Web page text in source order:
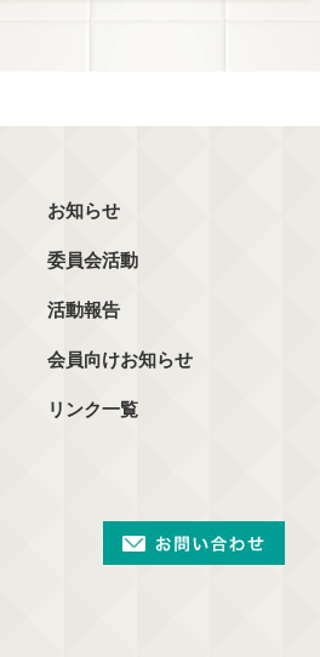
お知らせ
委員会活動
活動報告
会員向けお知らせ
リンク一覧